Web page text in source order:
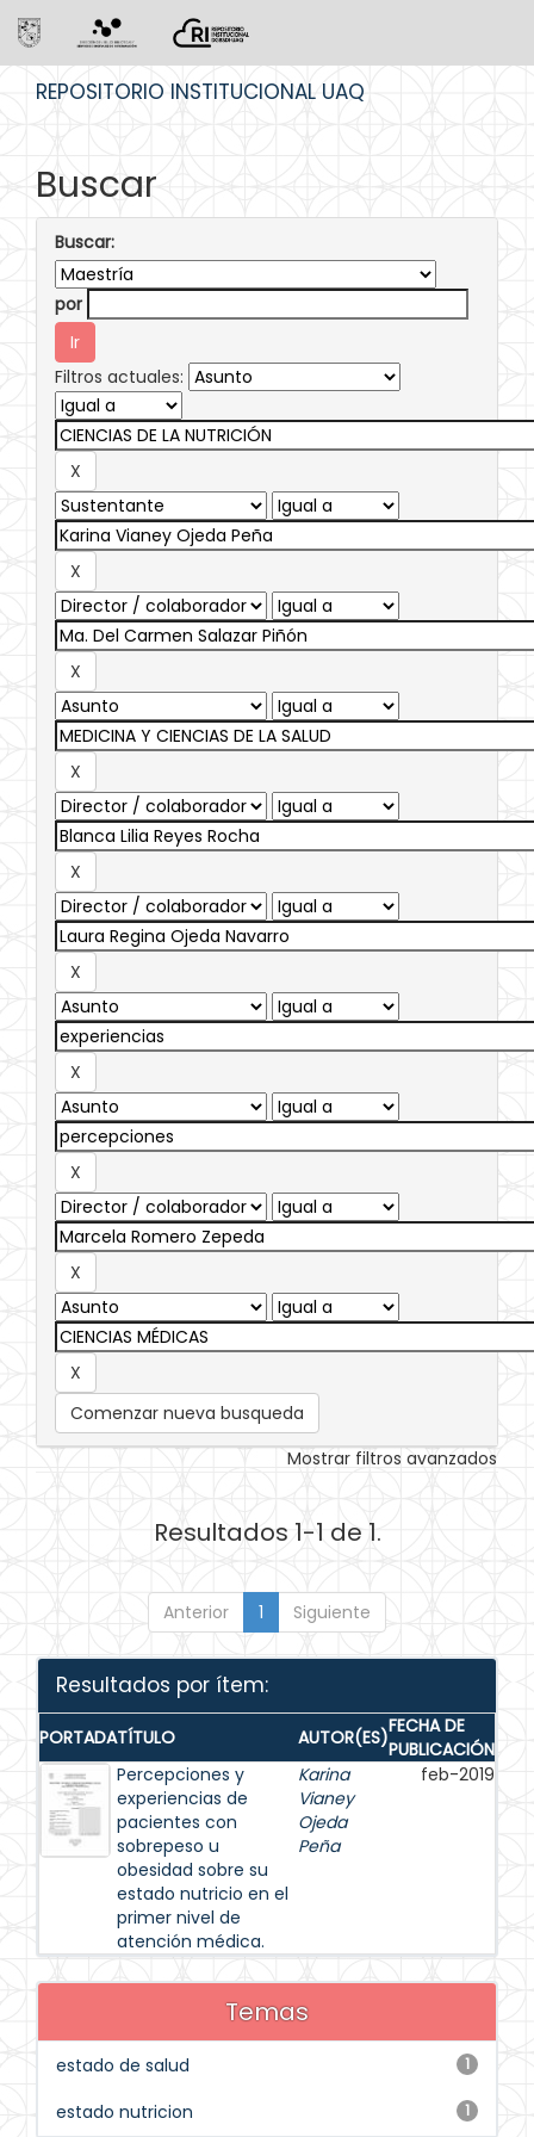
REPOSITORIO INSTITUCIONAL UAQ
Buscar
Buscar:
por
Filtros actuales:
Comenzar nueva busqueda
Mostrar filtros avanzados
Resultados 1-1 de 1.
Anterior 1 Siguiente
Resultados por ítem:
PORTADATÍTULO AUTOR(ES)FECHA DE
PUBLICACIÓN
Percepciones y
experiencias de
pacientes con
sobrepeso u
obesidad sobre su
estado nutricio en el
primer nivel de
atención médica.
Karina
Vianey
Ojeda
Peña
feb-2019
Temas
1
estado de salud
1
estado nutricion